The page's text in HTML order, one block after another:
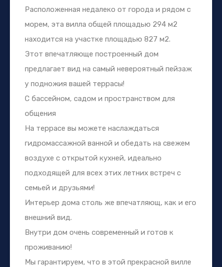
Расположенная недалеко от города и рядом с
морем, эта вилла общей площадью 294 м2
находится на участке площадью 827 м2.
Этот впечатляюще построенный дом
предлагает вид на самый невероятный пейзаж
у подножия вашей террасы!
С бассейном, садом и пространством для
общения
На террасе вы можете наслаждаться
гидромассажной ванной и обедать на свежем
воздухе с открытой кухней, идеально
подходящей для всех этих летних встреч с
семьей и друзьями!
Интерьер дома столь же впечатляющ, как и его
внешний вид.
Внутри дом очень современный и готов к
проживанию!
Мы гарантируем, что в этой прекрасной вилле